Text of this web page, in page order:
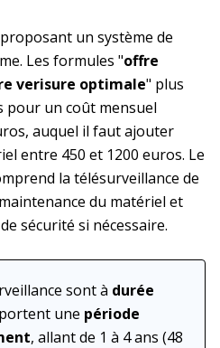
un système de
Les formules "offre
verisure optimale" plus
pour un coût mensuel
auquel il faut ajouter
entre 450 et 1200 euros. Le
la télésurveillance de
du matériel et
sécurité si nécessaire.
sont à durée
une période
, allant de 1 à 4 ans (48